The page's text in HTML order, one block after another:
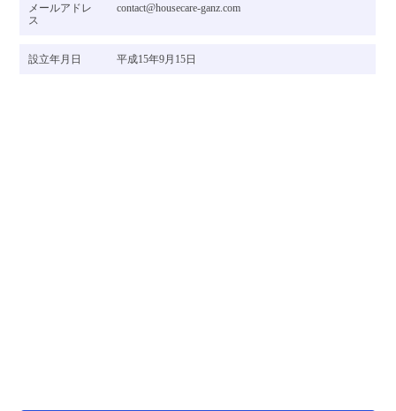
メールアドレ
ス
contact@housecare-ganz.com
設立年月日 平成15年9月15日